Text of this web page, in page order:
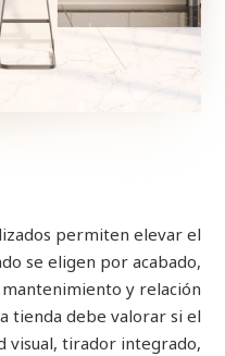
permiten elevar el
se eligen por acabado,
y relación
tienda debe valorar si el
visual, tirador integrado,